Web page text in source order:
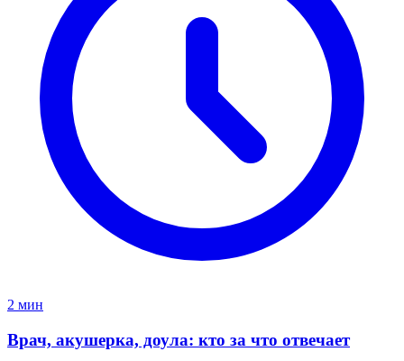
2 мин
Врач, акушерка, доула: кто за что отвечает